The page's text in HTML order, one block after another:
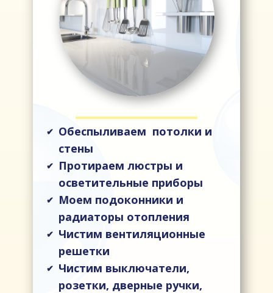
✔ Обеспыливаем потолки и
стены
✔ Протираем люстры и
осветительные приборы
✔ Моем подоконники и
радиаторы отопления
✔ Чистим вентиляционные
решетки
✔ Чистим выключатели,
розетки, дверные ручки,